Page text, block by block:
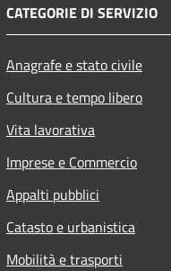
CATEGORIE DI SERVIZIO
Anagrafe e stato civile
Cultura e tempo libero
Vita lavorativa
Imprese e Commercio
Appalti pubblici
Catasto e urbanistica
Mobilità e trasporti